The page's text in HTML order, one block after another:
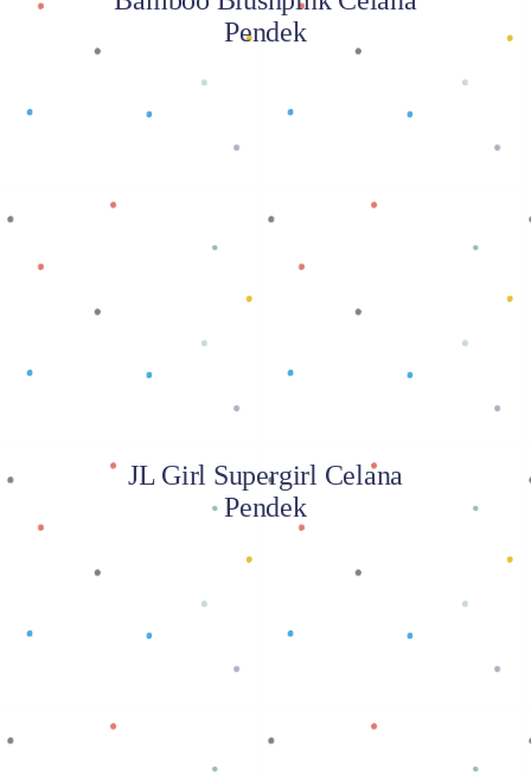
Pendek
Baca selengkapnya
JL Girl Supergirl Celana
Pendek